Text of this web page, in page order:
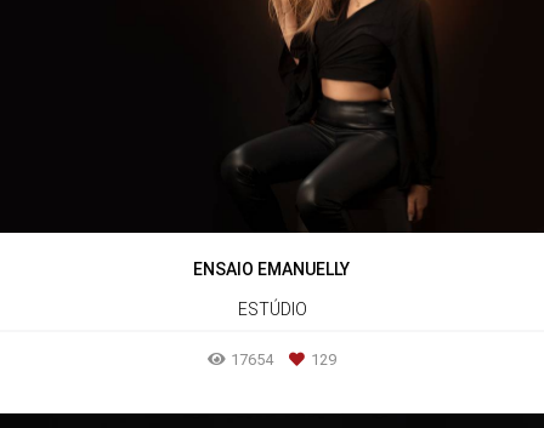
ENSAIO EMANUELLY
ESTÚDIO
17654 129